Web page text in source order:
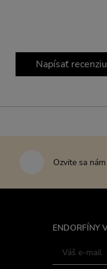
Napísať recenziu
Ozvite sa
ENDORFÍNY